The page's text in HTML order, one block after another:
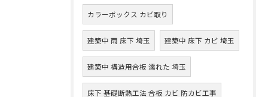
カラーボックス カビ取り
建築中 雨 床下 埼玉 建築中 床下 カビ 埼玉
建築中 構造用合板 濡れた 埼玉
床下 基礎断熱工法 合板 カビ 防カビ工事